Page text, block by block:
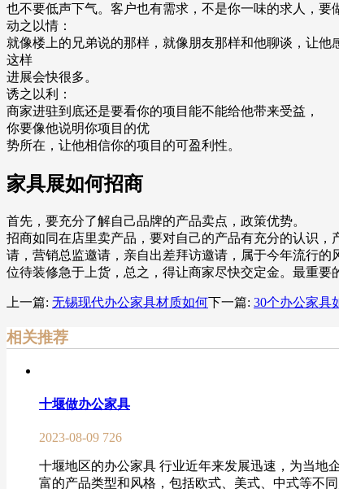
也不要低声下气。客户也有需求，不是你一味的求人，要
动之以情：
就像楼上的兄弟说的那样，就像朋友那样和他聊谈，让他
这样
进展会快很多。
诱之以利：
商家进驻到底还是要看你的项目能不能给他带来受益，
你要像他说明你项目的优
势所在，让他相信你的项目的可盈利性。
家具展如何招商
首先，要充分了解自己品牌的产品卖点，政策优势。
招商如同在店里卖产品，要对自己的产品有充分的认识
请，营销总监邀请，亲自出差拜访邀请，属于今年流行
位待装修急于上货，总之，得让商家尽快交定金。最重
上一篇: 无锡现代办公家具材质如何下一篇: 30个办公家具
相关推荐
十堰做办公家具
2023-08-09 726
十堰地区的办公家具 行业近年来发展迅速，为当地
富的产品类型和风格，包括欧式、美式、中式等不